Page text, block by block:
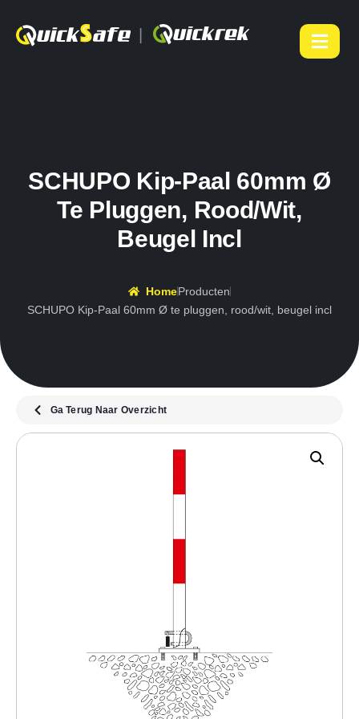
SCHUPO Kip-Paal 60mm Ø
Te Pluggen, Rood/wit,
Beugel Incl
HomeProducten
SCHUPO Kip-Paal 60mm Ø te pluggen, rood/wit, beugel incl
Ga Terug Naar Overzicht